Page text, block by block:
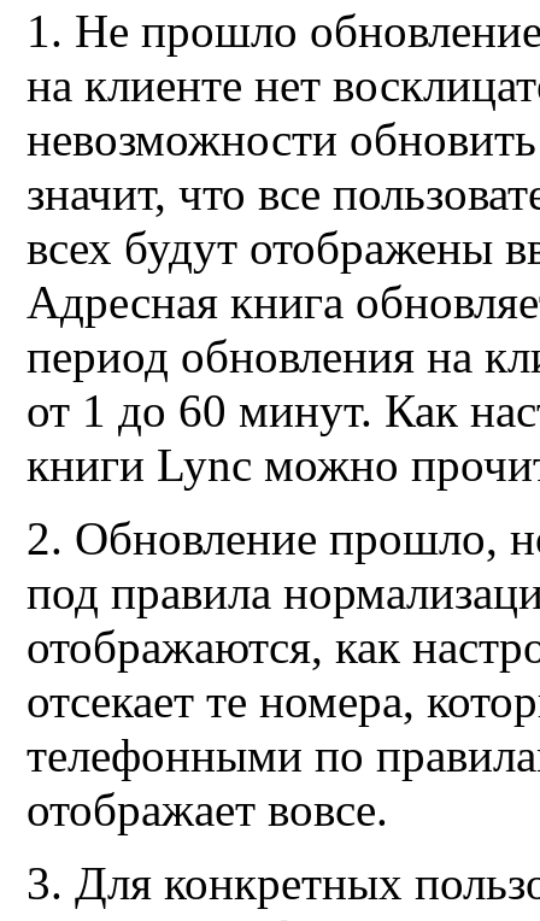
1. Не прошло
на клиенте нет
невозможности
значит, что все
всех будут отображены
Адресная книга
период обновления на
от 1 до 60 минут. Как
книги Lync можно
2. Обновление прошло,
под правила
отображаются, как
отсекает те номера,
телефонными по
отображает вовсе.
3. Для конкретных